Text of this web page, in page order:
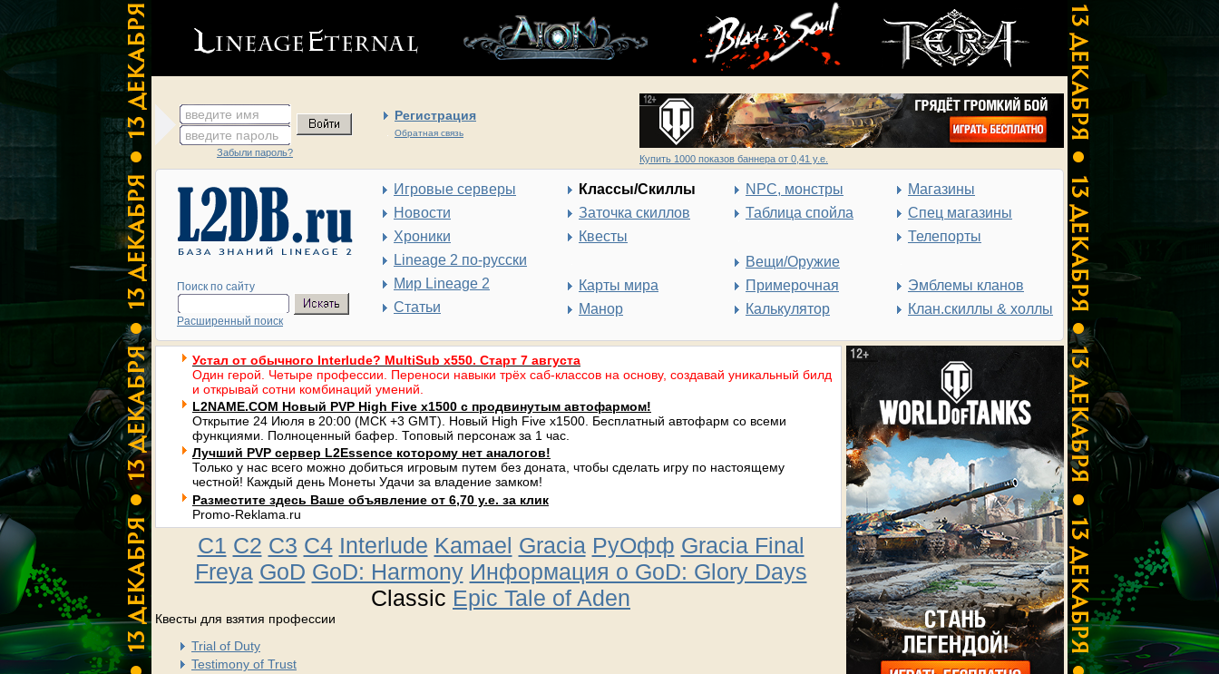
введите имя Регистрация
Обратная связь
введите пароль
Забыли пароль?
Купить 1000 показов баннера от 0,41 у.е.
Поиск по сайту
Расширенный поиск
Игровые серверы
Новости
Хроники
Lineage 2 по-русски
Мир Lineage 2
Статьи
Классы/Скиллы
Заточка скиллов
Квесты
Карты мира
Манор
NPC, монстры
Таблица спойла
Вещи/Оружие
Примерочная
Калькулятор
Магазины
Спец магазины
Телепорты
Эмблемы кланов
Клан.скиллы & холлы
Устал от обычного Interlude? MultiSub x550. Старт 7 августа
Один герой. Четыре профессии. Переноси навыки трёх саб-классов на основу, создавай уникальный билд
и открывай сотни комбинаций умений.
L2NAME.COM Новый PVP High Five x1500 с продвинутым автофармом!
Открытие 24 Июля в 20:00 (МСК +3 GMT). Новый High Five x1500. Бесплатный автофарм со всеми
функциями. Полноценный бафер. Топовый персонаж за 1 час.
Лучший PVP сервер L2Essence которому нет аналогов!
Только у нас всего можно добиться игровым путем без доната, чтобы сделать игру по настоящему
честной! Каждый день Монеты Удачи за владение замком!
Разместите здесь Ваше объявление от 6,70 у.е. за клик
Promo-Reklama.ru
C1 C2 C3 C4 Interlude Kamael Gracia РуОфф Gracia Final
Freya GoD GoD: Harmony Информация о GoD: Glory Days
Classic Epic Tale of Aden
Квесты для взятия профессии
Trial of Duty
Testimony of Trust